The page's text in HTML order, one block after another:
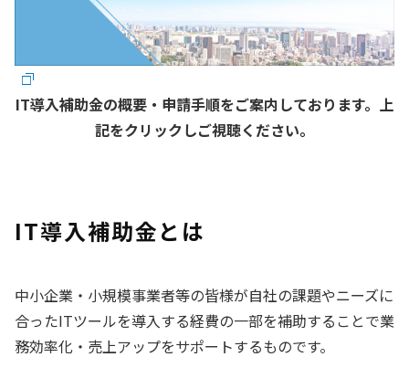
IT導入補助金の概要・申請手順をご案内しております。上
記をクリックしご視聴ください。
IT導入補助金とは
中小企業・小規模事業者等の皆様が自社の課題やニーズに
合ったITツールを導入する経費の一部を補助することで業
務効率化・売上アップをサポートするものです。